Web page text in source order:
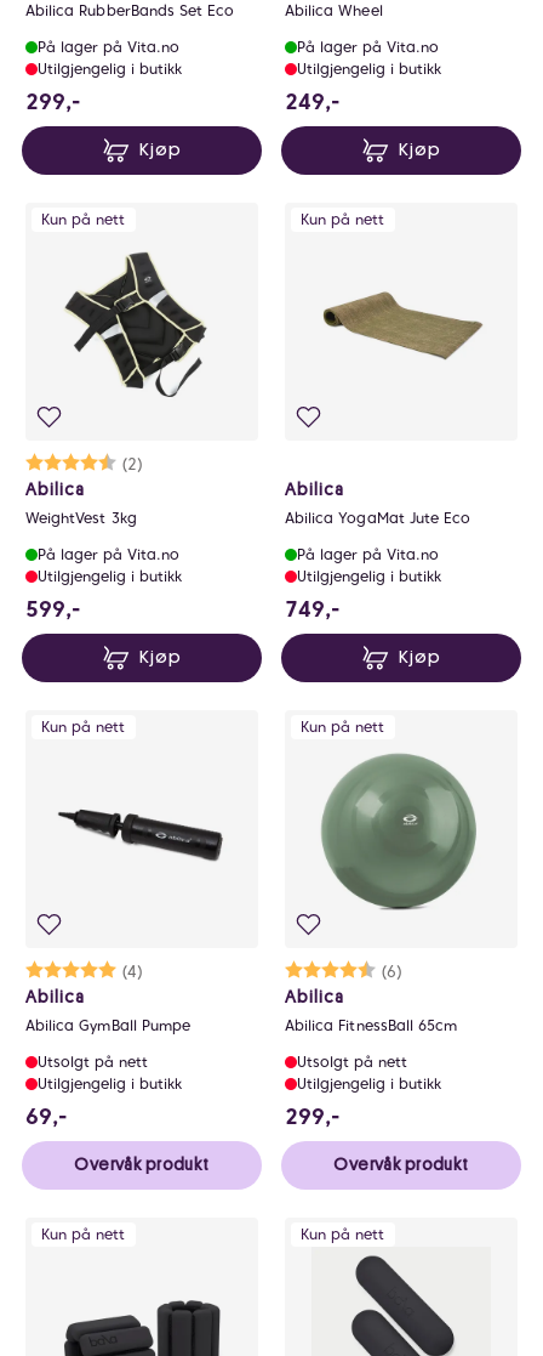
Abilica RubberBands Set Eco
På lager på Vita.no
Utilgjengelig i butikk
299,-
Kjøp
Abilica Wheel
På lager på Vita.no
Utilgjengelig i butikk
249,-
Kjøp
Kun på nett
Karakter:
(2)
4.5 av 5 mulige
Abilica
WeightVest 3kg
På lager på Vita.no
Utilgjengelig i butikk
599,-
Kjøp
Kun på nett
Abilica
Abilica YogaMat Jute Eco
På lager på Vita.no
Utilgjengelig i butikk
749,-
Kjøp
Kun på nett
Karakter:
(4)
5.0 av 5 mulige
Abilica
Abilica GymBall Pumpe
Utsolgt på nett
Utilgjengelig i butikk
69,-
Overvåk produkt
Kun på nett
Karakter:
(6)
4.5 av 5 mulige
Abilica
Abilica FitnessBall 65cm
Utsolgt på nett
Utilgjengelig i butikk
299,-
Overvåk produkt
Kun på nett Kun på nett